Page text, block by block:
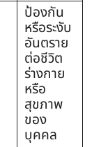
ป้องกัน
หรือระงับ
อันตราย
ต่อชีวิต
ร่างกาย
หรือ
สุขภาพ
ของ
บุคคล